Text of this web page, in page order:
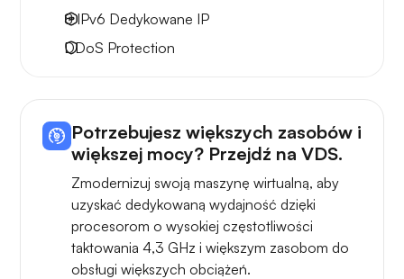
8 IPv6 Dedykowane IP
DDoS Protection
Potrzebujesz większych zasobów i
większej mocy? Przejdź na VDS.
Zmodernizuj swoją maszynę wirtualną, aby
uzyskać dedykowaną wydajność dzięki
procesorom o wysokiej częstotliwości
taktowania 4,3 GHz i większym zasobom do
obsługi większych obciążeń.